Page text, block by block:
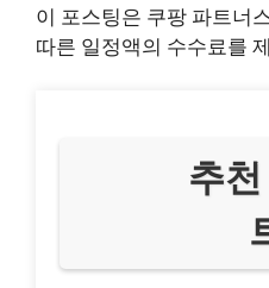
이 포스팅은 쿠팡 파트너
따른 일정액의 수수료를
추